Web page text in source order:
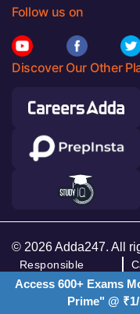
Follow us on
Discover Our Other
© 2026 Adda247. All
Responsible
Disclosure
Access 600+ Exams
Prime" @